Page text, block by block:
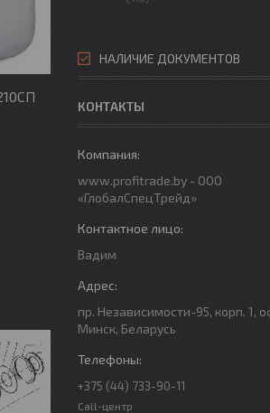
НАЛИЧИЕ ДОКУМЕНТОВ
КОНТАКТЫ
www.profitrade.by - ООО
«ГлобалСпецТрейд»
Вадим
пр. Независимости-95, корп. 1,
Минск, Беларусь
+375 (44) 733-90-11
Call-центр